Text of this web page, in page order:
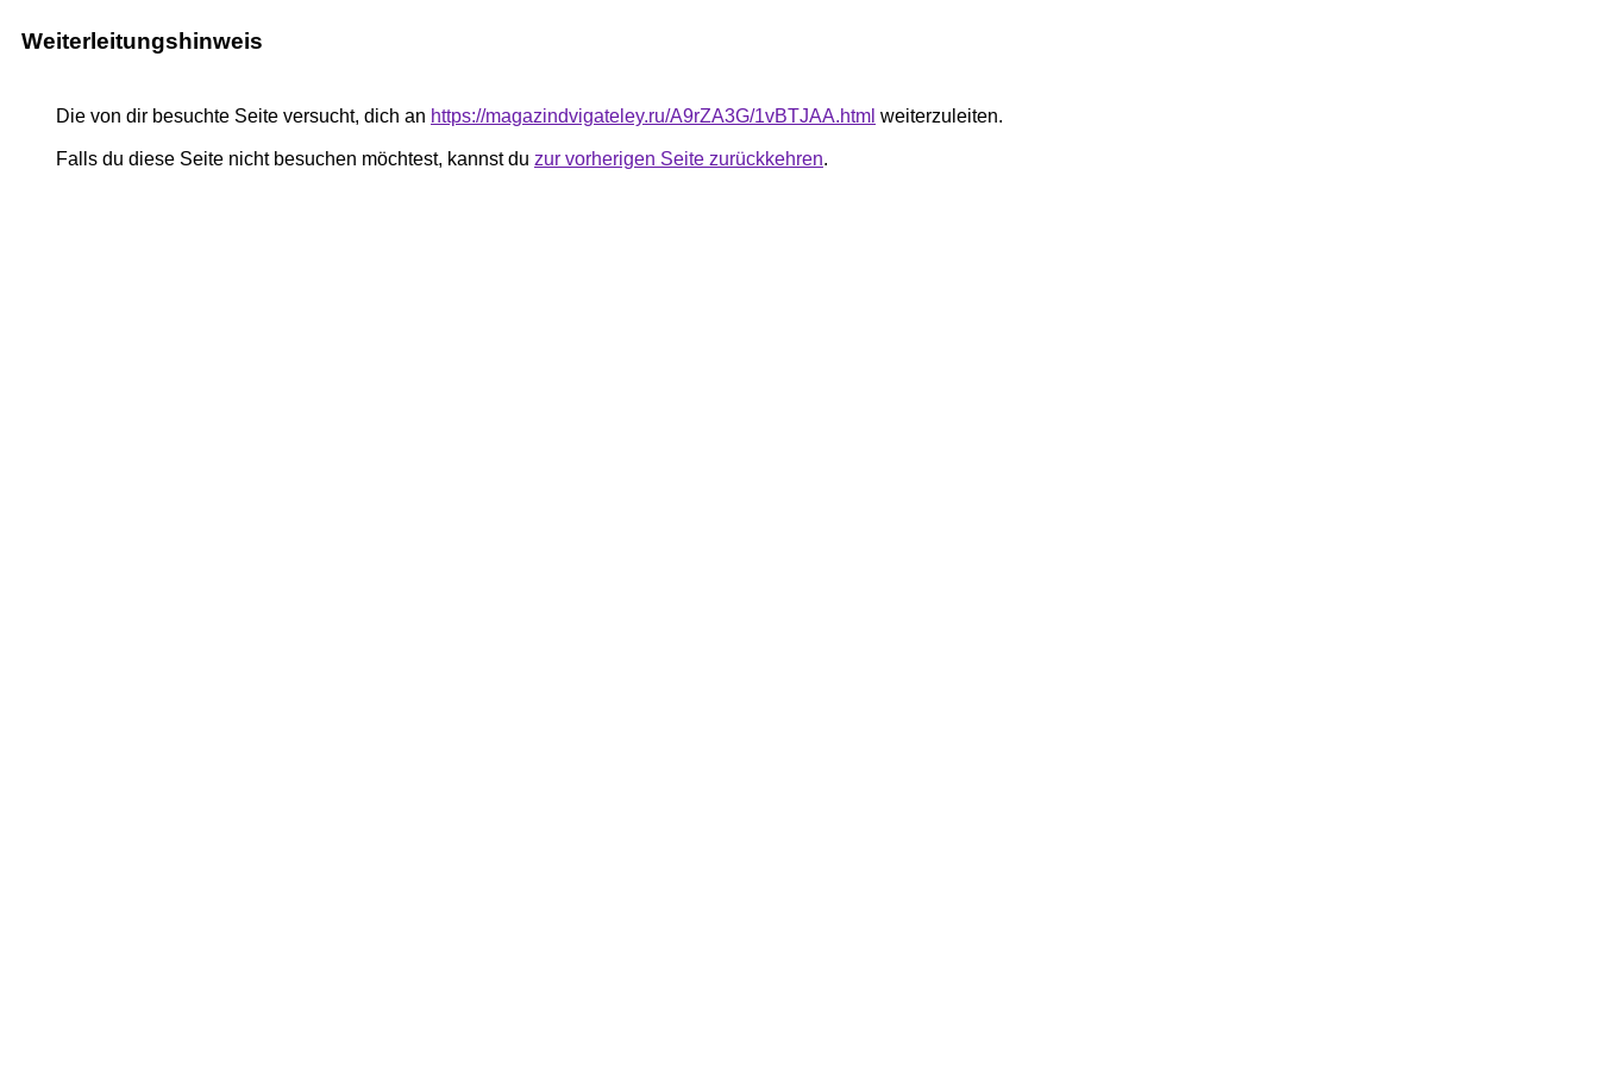
Weiterleitungshinweis
Die von dir besuchte Seite versucht, dich an https://magazindvigateley.ru/A9rZA3G/1vBTJAA.html weiterzuleiten.
Falls du diese Seite nicht besuchen möchtest, kannst du zur vorherigen Seite zurückkehren.